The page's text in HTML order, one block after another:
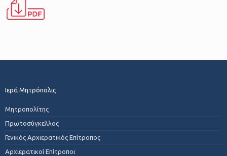
Ιερά Μητρόπολις
Μητροπολίτης
Πρωτοσύγκελλος
Γενικός Αρχιερατικός Επίτροπος
Αρχιερατικοί Επίτροποι